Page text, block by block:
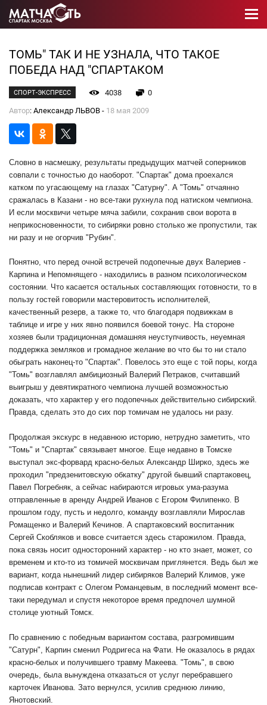
ТОМЬ" ТАК И НЕ УЗНАЛА, ЧТО ТАКОЕ
ПОБЕДА НАД "СПАРТАКОМ
СПОРТ-ЭКСПРЕСС 4038
0
Автор: Александр ЛЬВОВ - 18 мая 2009
Словно в насмешку, результаты предыдущих матчей соперников
совпали с точностью до наоборот. "Спартак" дома проехался
катком по угасающему на глазах "Сатурну". А "Томь" отчаянно
сражалась в Казани - но все-таки рухнула под натиском чемпиона.
И если москвичи четыре мяча забили, сохранив свои ворота в
неприкосновенности, то сибиряки ровно столько же пропустили, так
ни разу и не огорчив "Рубин".
Понятно, что перед очной встречей подопечные двух Валериев -
Карпина и Непомнящего - находились в разном психологическом
состоянии. Что касается остальных составляющих готовности, то в
пользу гостей говорили мастеровитость исполнителей,
качественный резерв, а также то, что благодаря подвижкам в
таблице и игре у них явно появился боевой тонус. На стороне
хозяев были традиционная домашняя неуступчивость, неуемная
поддержка земляков и громадное желание во что бы то ни стало
обыграть наконец-то "Спартак". Повелось это еще с той поры, когда
"Томь" возглавлял амбициозный Валерий Петраков, считавший
выигрыш у девятикратного чемпиона лучшей возможностью
доказать, что характер у его подопечных действительно сибирский.
Правда, сделать это до сих пор томичам не удалось ни разу.
Продолжая экскурс в недавнюю историю, нетрудно заметить, что
"Томь" и "Спартак" связывает многое. Еще недавно в Томске
выступал экс-форвард красно-белых Александр Ширко, здесь же
проходил "предзенитовскую обкатку" другой бывший спартаковец,
Павел Погребняк, а сейчас набираются игровых ума-разума
отправленные в аренду Андрей Иванов с Егором Филипенко. В
прошлом году, пусть и недолго, команду возглавляли Мирослав
Ромащенко и Валерий Кечинов. А спартаковский воспитанник
Сергей Скобляков и вовсе считается здесь старожилом. Правда,
пока связь носит односторонний характер - но кто знает, может, со
временем и кто-то из томичей москвичам приглянется. Ведь был же
вариант, когда нынешний лидер сибиряков Валерий Климов, уже
подписав контракт с Олегом Романцевым, в последний момент все-
таки передумал и спустя некоторое время предпочел шумной
столице уютный Томск.
По сравнению с победным вариантом состава, разгромившим
"Сатурн", Карпин сменил Родригеса на Фати. Не оказалось в рядах
красно-белых и получившего травму Макеева. "Томь", в свою
очередь, была вынуждена отказаться от услуг перебравшего
карточек Иванова. Зато вернулся, усилив среднюю линию,
Янотовский.